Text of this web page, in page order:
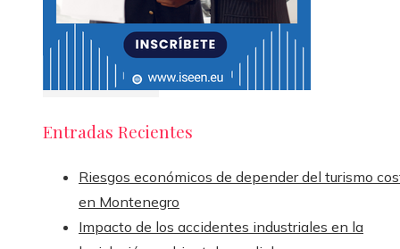
Entradas Recientes
Riesgos económicos de depender del turismo
en Montenegro
Impacto de los accidentes industriales en la